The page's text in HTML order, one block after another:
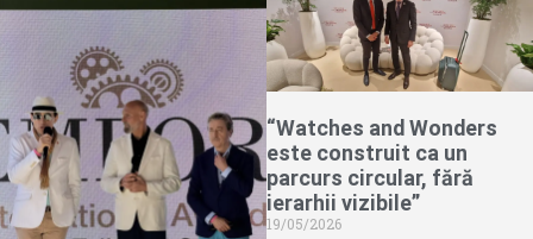
“Watches and Wonders
este construit ca un
parcurs circular, fără
ierarhii vizibile”
19/05/2026